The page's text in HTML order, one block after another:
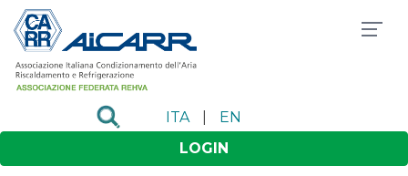
ITA
EN
LOGIN